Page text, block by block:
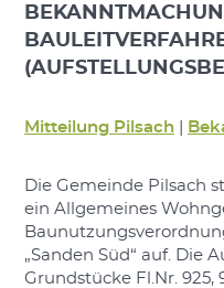
Mitteilung Pilsach|
Die Gemeinde Pilsach
ein Allgemeines
„Sanden Süd“ auf. Die
Grundstücke Fl.Nr. 925,